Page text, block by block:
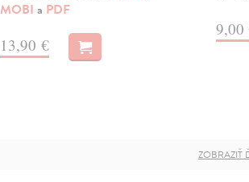
MOBI a PDF
13,90 €
9,00
ZOBRAZIŤ